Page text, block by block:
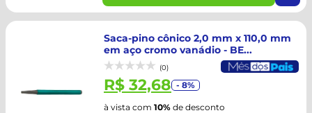
Saca-pino cônico 2,0 mm x 110,0 mm
em aço cromo vanádio - BE...
(0)
R$ 32,68 - 8%
à vista com 10% de desconto